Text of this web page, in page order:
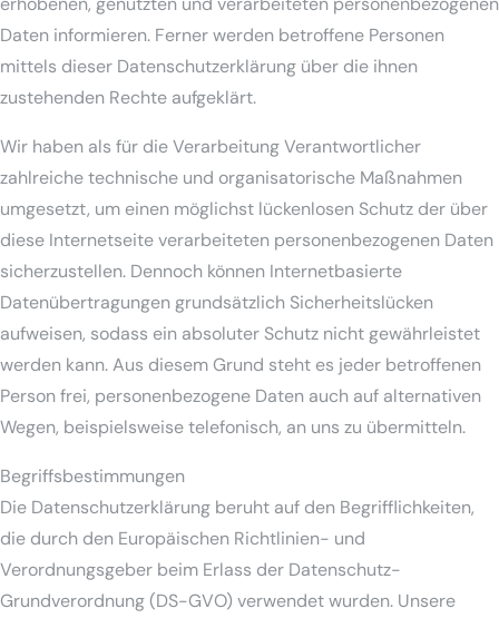
Daten informieren. Ferner werden betroffene Personen
mittels dieser Datenschutzerklärung über die ihnen
zustehenden Rechte aufgeklärt.
Wir haben als für die Verarbeitung Verantwortlicher
zahlreiche technische und organisatorische Maßnahmen
umgesetzt, um einen möglichst lückenlosen Schutz der über
diese Internetseite verarbeiteten personenbezogenen Daten
sicherzustellen. Dennoch können Internetbasierte
Datenübertragungen grundsätzlich Sicherheitslücken
aufweisen, sodass ein absoluter Schutz nicht gewährleistet
werden kann. Aus diesem Grund steht es jeder betroffenen
Person frei, personenbezogene Daten auch auf alternativen
Wegen, beispielsweise telefonisch, an uns zu übermitteln.
Begriffsbestimmungen
Die Datenschutzerklärung beruht auf den Begrifflichkeiten,
die durch den Europäischen Richtlinien- und
Verordnungsgeber beim Erlass der Datenschutz-
Grundverordnung (DS-GVO) verwendet wurden. Unsere